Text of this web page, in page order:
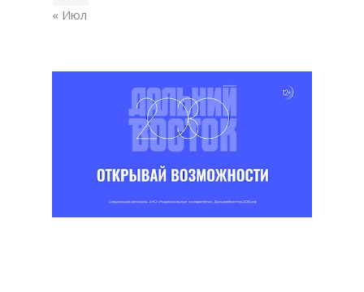
« Июл